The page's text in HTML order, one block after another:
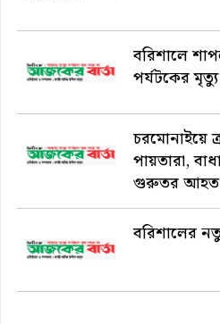
বরিশালে
পর্যটকের মৃত্যু
চরমোনাইয়ে
পায়তারা,
গুরুতর
বরিশালের